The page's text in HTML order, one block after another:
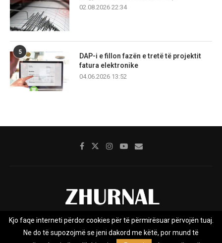
02.08.2026 22:34
5
DAP-i e fillon fazën e tretë të projektit
fatura elektronike
04.06.2026 13:52
Rreth nesh Impresumi Marketing
Privacy Policy
Kjo faqe interneti përdor cookies për të përmirësuar përvojën tuaj.
Ne do të supozojmë se jeni dakord me këtë, por mund të